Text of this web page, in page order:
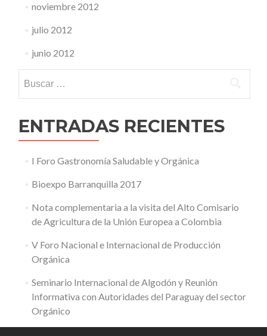
noviembre 2012
julio 2012
junio 2012
ENTRADAS RECIENTES
I Foro Gastronomía Saludable y Orgánica
Bioexpo Barranquilla 2017
Nota complementaria a la visita del Alto Comisario
de Agricultura de la Unión Europea a Colombia
V Foro Nacional e Internacional de Producción
Orgánica
Seminario Internacional de Algodón y Reunión
Informativa con Autoridades del Paraguay del sector
Orgánico